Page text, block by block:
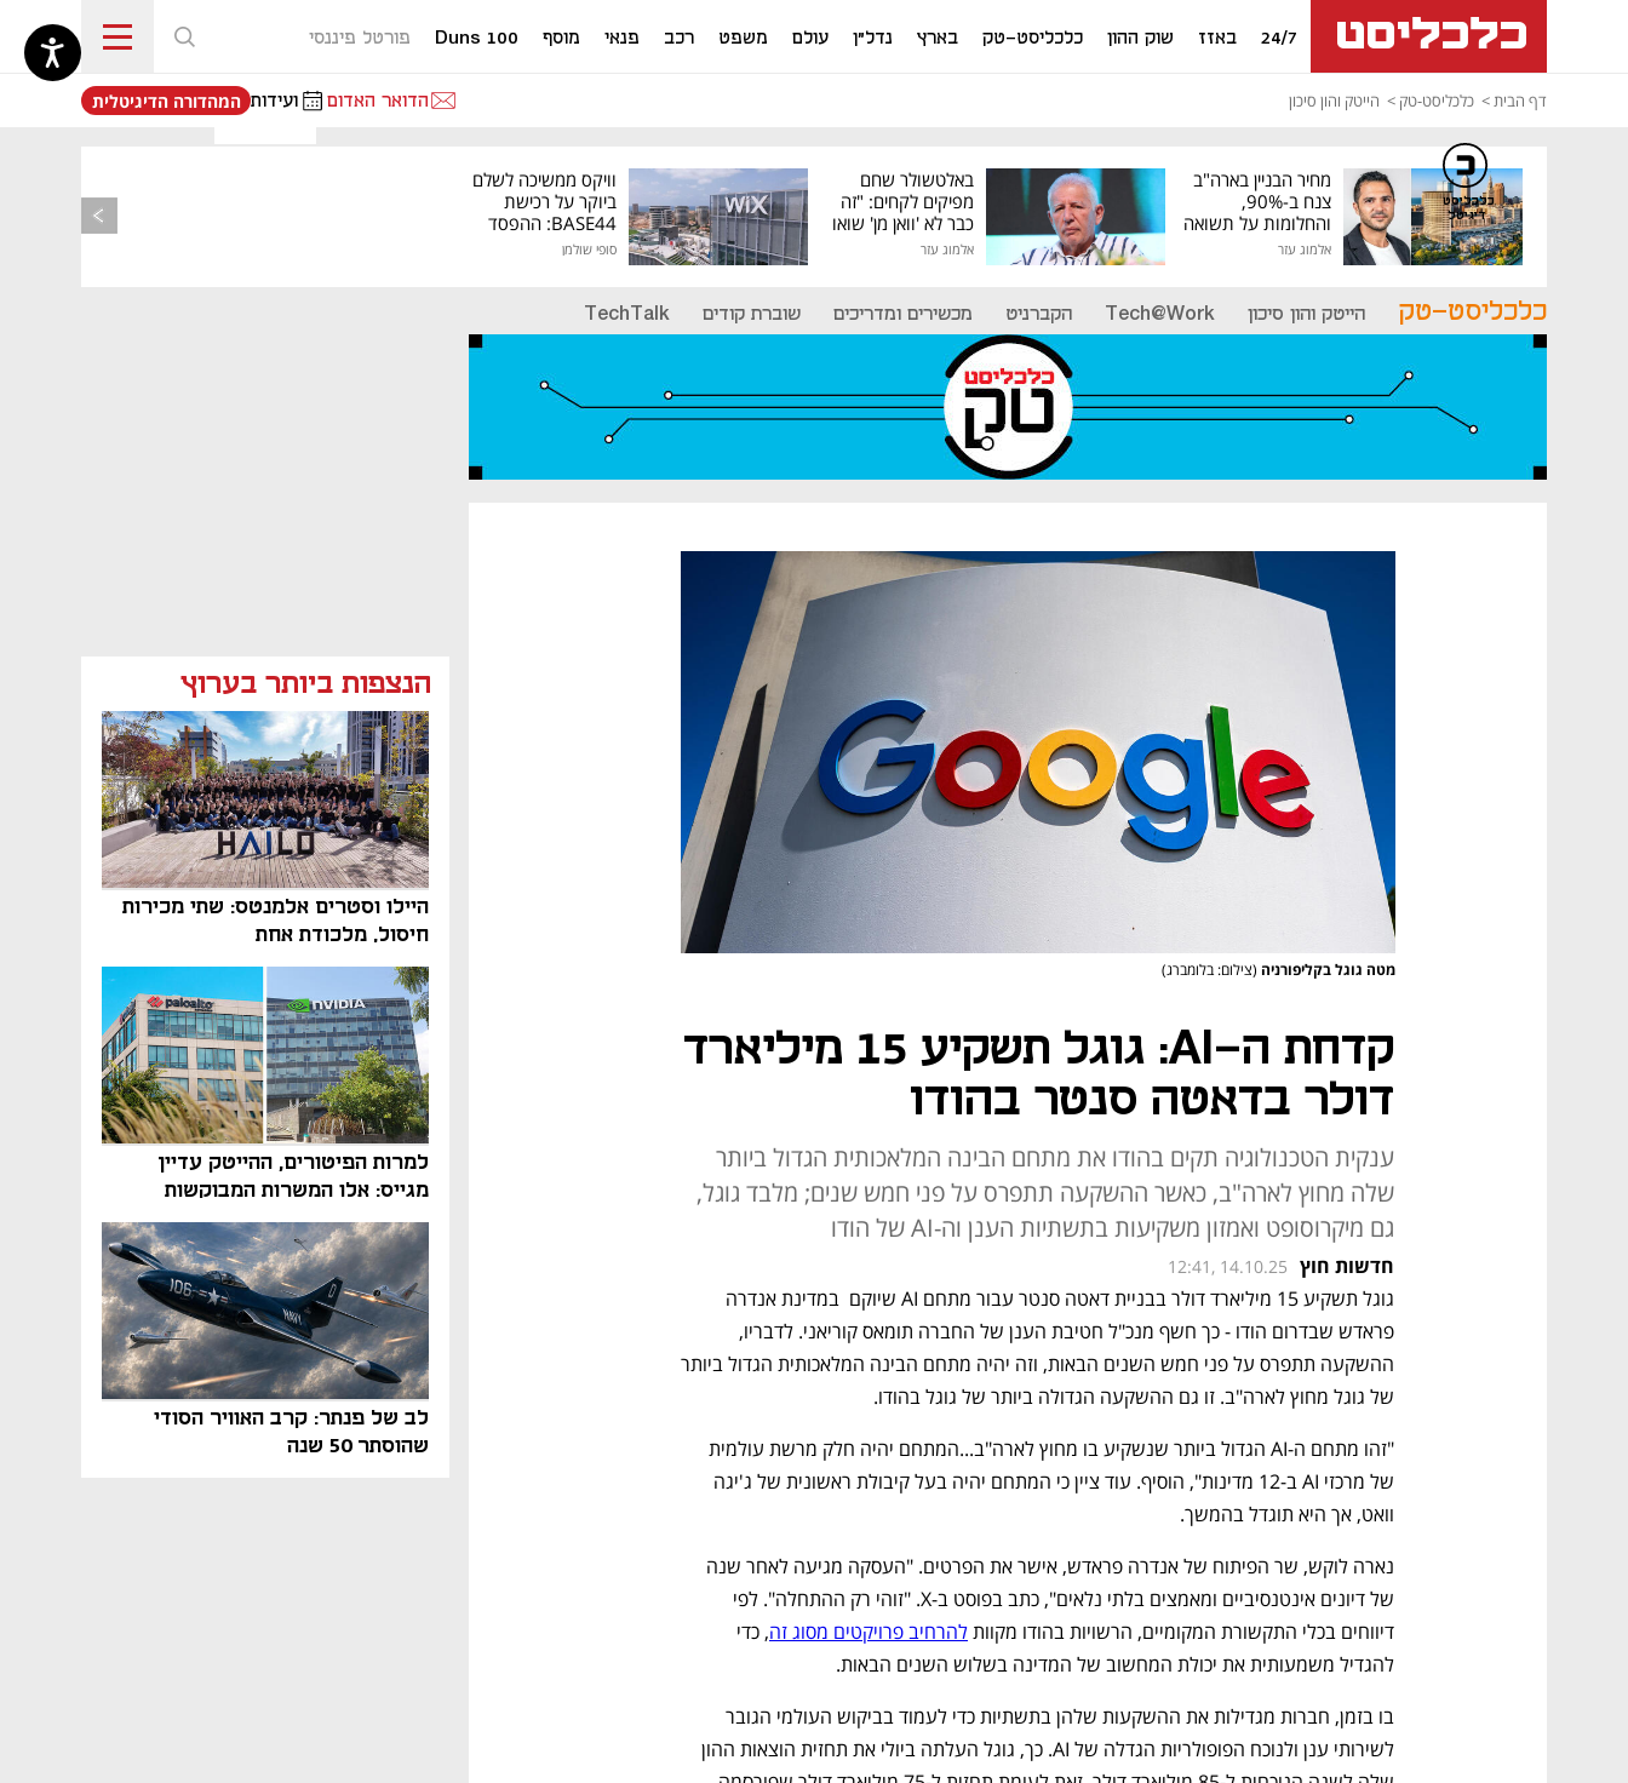
24/7 באזז שוק ההון כלכליסט-טק בארץ נדל"ן עולם משפט רכב פנאי מוסף Duns 100 פורטל פיננסי
דף הבית כלכליסט-טק הייטק והון סיכון הדואר האדום ועידות
נפתח בכרטיסייה חדשה
המהדורה הדיגיטלית
מחיר הבניין בארה"ב
צנח ב-90%,
והחלומות על תשואה
גבוהה התנפצו
אלמוג עזר
באלטשולר שחם
מפיקים לקחים: "זה
כבר לא 'וואן מן' שואו
של גילעד"
אלמוג עזר
וויקס ממשיכה לשלם
ביוקר על רכישת
BASE44: ההפסד
סופי שולמן
כלכליסט-טק הייטק והון סיכון Tech@Work הקברניט מכשירים ומדריכים שוברת קודים TechTalk
הנצפות ביותר בערוץ
היילו וסטרים אלמנטס: שתי מכירות
חיסול, מלכודת אחת
למרות הפיטורים, ההייטק עדיין
מגייס: אלו המשרות המבוקשות
והטיפים שיביאו אתכם לשם
לב של פנתר: קרב האוויר הסודי
שהוסתר 50 שנה
מטה גוגל בקליפורניה (צילום: בלומברג)
כלכליסט
דיגיטל
קדחת ה-AI: גוגל תשקיע 15 מיליארד
דולר בדאטה סנטר בהודו
ענקית הטכנולוגיה תקים בהודו את מתחם הבינה המלאכותית הגדול ביותר
שלה מחוץ לארה"ב, כאשר ההשקעה תתפרס על פני חמש שנים; מלבד גוגל,
גם מיקרוסופט ואמזון משקיעות בתשתיות הענן וה-AI של הודו
חדשות חוץ 12:41, 14.10.25
של גוגל מחוץ לארה"ב. זו גם ההשקעה הגדולה ביותר של גוגל בהודו.
וואט, אך היא תוגדל בהמשך.
דיווחים בכלי התקשורת המקומיים, הרשויות בהודו מקוות להרחיב פרויקטים מסוג זה
להגדיל משמעותית את יכולת המחשוב של המדינה בשלוש השנים הבאות.